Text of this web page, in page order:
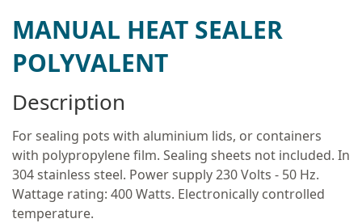
MANUAL HEAT SEALER
POLYVALENT
Description
For sealing pots with aluminium lids, or containers
with polypropylene film. Sealing sheets not included. In
304 stainless steel. Power supply 230 Volts - 50 Hz.
Wattage rating: 400 Watts. Electronically controlled
temperature.